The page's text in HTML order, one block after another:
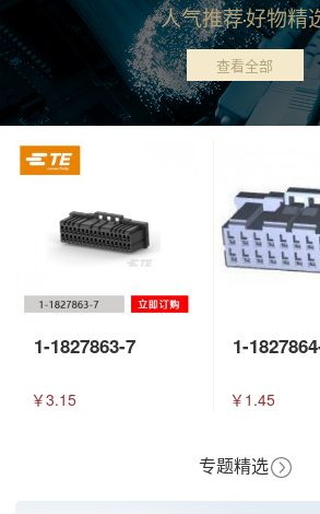
人气推荐好物精
查看全部
1-1827863-7
￥3.15
1-
￥1.45
专题精选